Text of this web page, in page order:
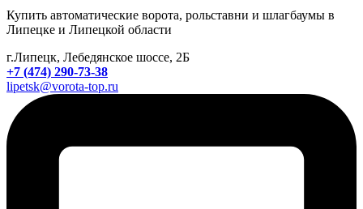
Купить автоматические ворота, рольставни и шлагбаумы в
Липецке и Липецкой области
г.Липецк, Лебедянское шоссе, 2Б
+7 (474) 290-73-38
lipetsk@vorota-top.ru